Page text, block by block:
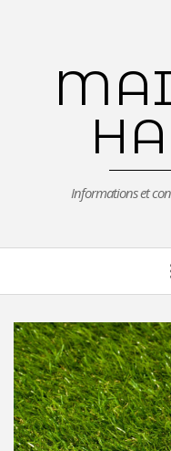
Informations et